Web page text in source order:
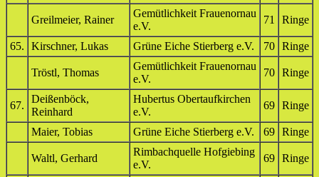
Greilmeier, Rainer
Gemütlichkeit Frauenornau
e.V.
71 Ringe
65. Kirschner, Lukas Grüne Eiche Stierberg e.V. 70 Ringe
Tröstl, Thomas
Gemütlichkeit Frauenornau
e.V.
70 Ringe
67.
Deißenböck,
Reinhard
Hubertus Obertaufkirchen
e.V.
69 Ringe
Maier, Tobias Grüne Eiche Stierberg e.V. 69 Ringe
Waltl, Gerhard
Rimbachquelle Hofgiebing
e.V.
69 Ringe